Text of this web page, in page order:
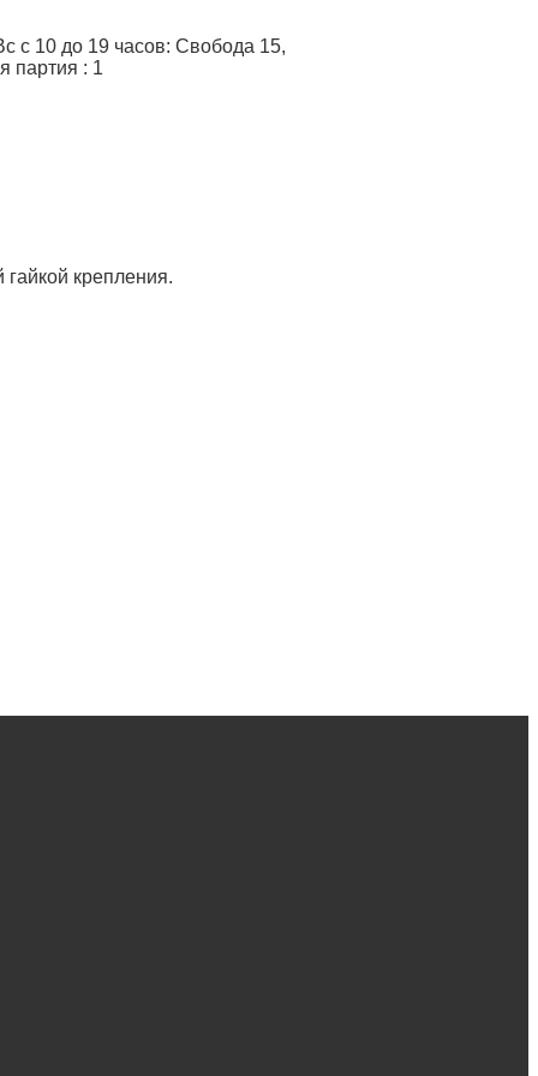
с 10 до 19 часов: Свобода 15,
партия : 1
крепления.